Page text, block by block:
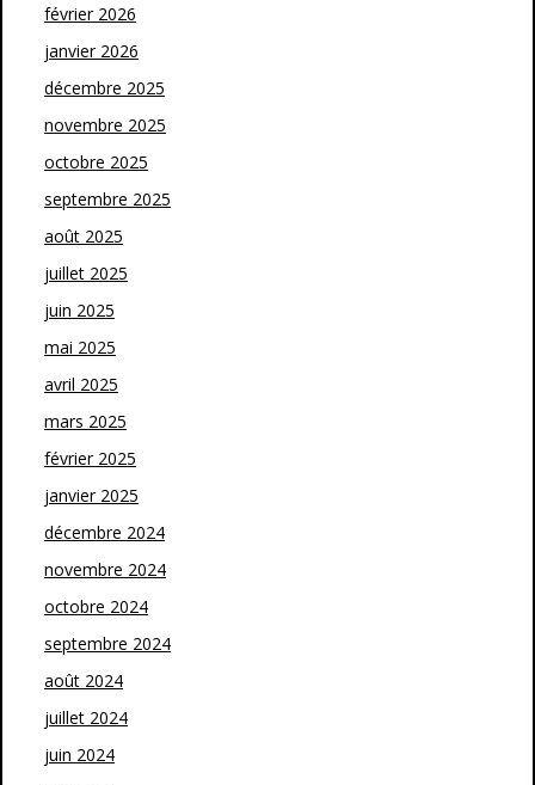
février 2026
janvier 2026
décembre 2025
novembre 2025
octobre 2025
septembre 2025
août 2025
juillet 2025
juin 2025
mai 2025
avril 2025
mars 2025
février 2025
janvier 2025
décembre 2024
novembre 2024
octobre 2024
septembre 2024
août 2024
juillet 2024
juin 2024